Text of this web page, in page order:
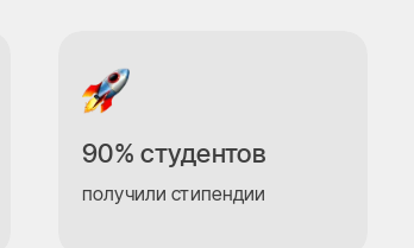
90% студентов
получили стипендии